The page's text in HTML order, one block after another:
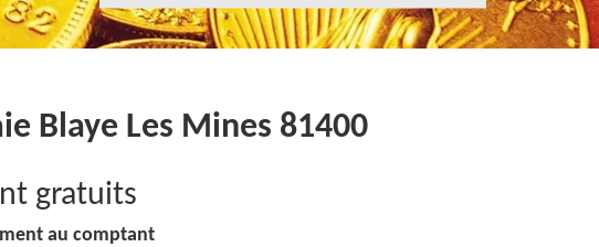
Blaye Les Mines 81400
gratuits
au comptant